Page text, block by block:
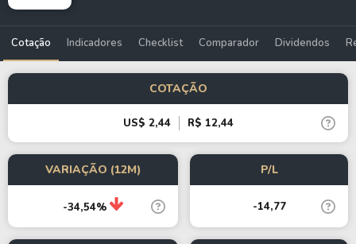
Cotação Indicadores Checklist Comparador Dividendos
COTAÇÃO
US$ 2,44 R$ 12,44
VARIAÇÃO (12M)
-34,54%
P/L
-14,77